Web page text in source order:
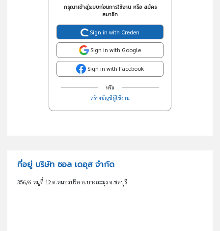
กรุณาเข้าสู่ระบบก่อนการใช้งาน หรือ สมัคร
สมาชิก
Sign in with Creden
Sign in with Google
Sign in with Facebook
หรือ
สร้างบัญชีผู้ใช้งาน
ที่อยู่ บริษัท ซอล เดอุส จำกัด
356/6 หมู่ที่ 12 ต.หนองปรือ อ.บางละมุง จ.ชลบุรี